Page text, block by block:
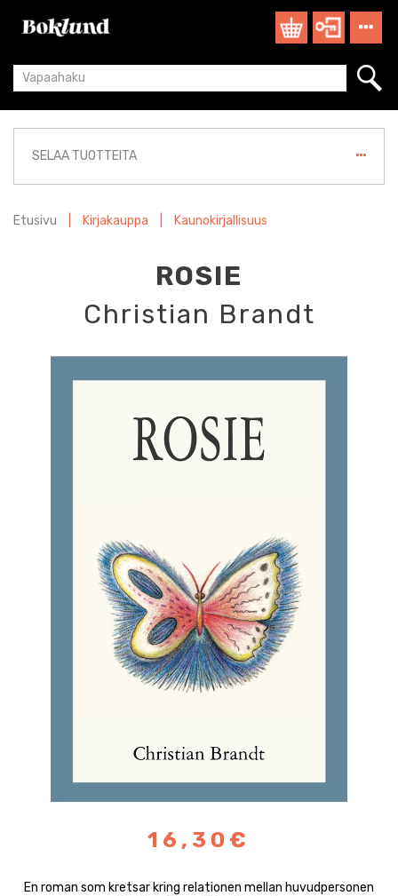
SELAA TUOTTEITA
Etusivu Kirjakauppa Kaunokirjallisuus
ROSIE
Christian Brandt
16,30€
En roman som kretsar kring relationen mellan huvudpersonen